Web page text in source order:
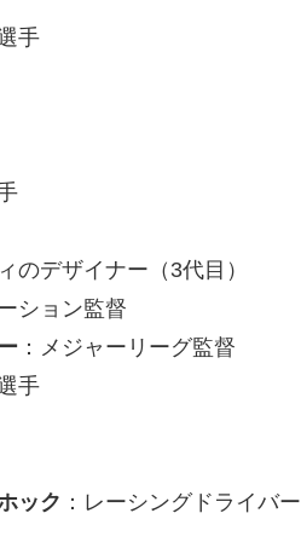
手
のデザイナー（3代目）
ション監督
：メジャーリーグ監督
手
ック ：レーシングドライバー